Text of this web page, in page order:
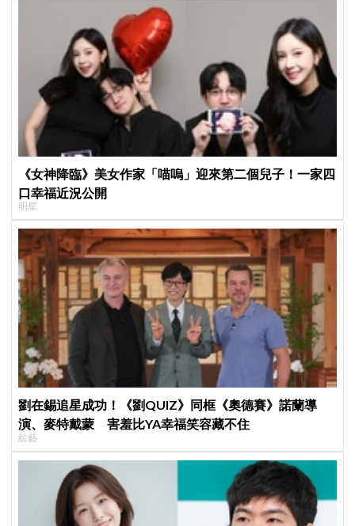
《女神降臨》美女作家「喵嗚」迎來第二個兒子！一家四
口幸福近況公開
明星
劉在錫追星成功！《劉QUIZ》同框《奧德賽》諾蘭導
演、麥特戴蒙 害羞比YA幸福笑容藏不住
綜藝